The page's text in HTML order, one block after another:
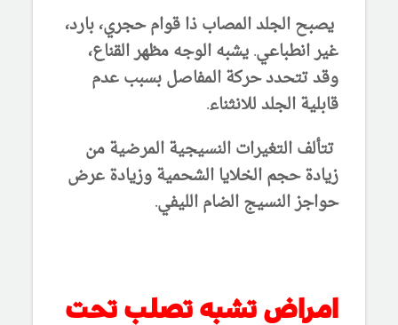
يصبح الجلد المصاب ذا قوام حجري، بارد،
غير انطباعي. يشبه الوجه مظهر القناع،
وقد تتحدد حركة المفاصل بسبب عدم
قابلية الجلد للانثناء.
تتألف التغيرات النسيجية المرضية من
زيادة حجم الخلايا الشحمية وزيادة عرض
حواجز النسيج الضام الليفي.
امراض تشبه تصلب تحت